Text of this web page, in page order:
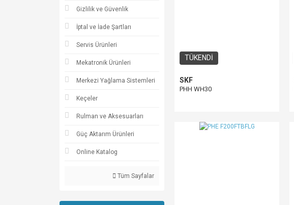
Gizlilik ve Güvenlik
İptal ve İade Şartları
Servis Ürünleri
Mekatronik Ürünleri
Merkezi Yağlama Sistemleri
Keçeler
Rulman ve Aksesuarları
Güç Aktarım Ürünleri
Online Katalog
Tüm Sayfalar
TÜKENDİ
SKF
PHH WH30